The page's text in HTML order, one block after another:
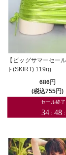
【ビッグサマーセー
ト(SKIRT) 119rg
686円
(税込755円)